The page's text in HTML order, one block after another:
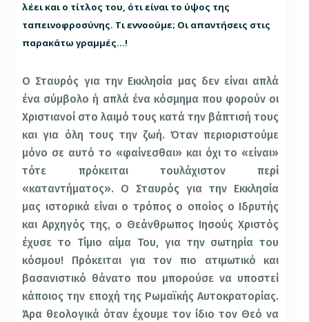
λέει και ο τίτλος του, ότι είναι το ύψος της
ταπεινοφροσύνης. Τι εννοούμε; Οι απαντήσεις στις
παρακάτω γραμμές…!
Ο Σταυρός για την Εκκλησία μας δεν είναι απλά
ένα σύμβολο ή απλά ένα κόσμημα που φορούν οι
Χριστιανοί στο λαιμό τους κατά την βάπτισή τους
και για όλη τους την ζωή. Όταν περιοριστούμε
μόνο σε αυτό το «φαίνεσθαι» και όχι το «είναι»
τότε πρόκειται τουλάχιστον περί
«καταντήματος». Ο Σταυρός για την Εκκλησία
μας ιστορικά είναι ο τρόπος ο οποίος ο Ιδρυτής
και Αρχηγός της, ο Θεάνθρωπος Ιησούς Χριστός
έχυσε το Τίμιο αίμα Του, για την σωτηρία του
κόσμου! Πρόκειται για τον πιο ατιμωτικό και
βασανιστικό θάνατο που μπορούσε να υποστεί
κάποιος την εποχή της Ρωμαϊκής Αυτοκρατορίας.
Άρα θεολογικά όταν έχουμε τον ίδιο τον Θεό να